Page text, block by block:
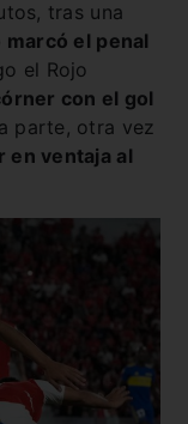
tras una
el penal
el Rojo
con el gol
parte, otra vez
en ventaja al